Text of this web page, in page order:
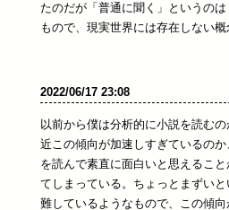
たのだが「普通に聞く」というの
もので、現実世界には存在しない概
2022/06/17 23:08
以前から僕は分析的に小説を読む
近この傾向が加速しすぎているの
を読んで素直に面白いと思えるこ
てしまっている。ちょっとまずい
難しているようなもので、この傾